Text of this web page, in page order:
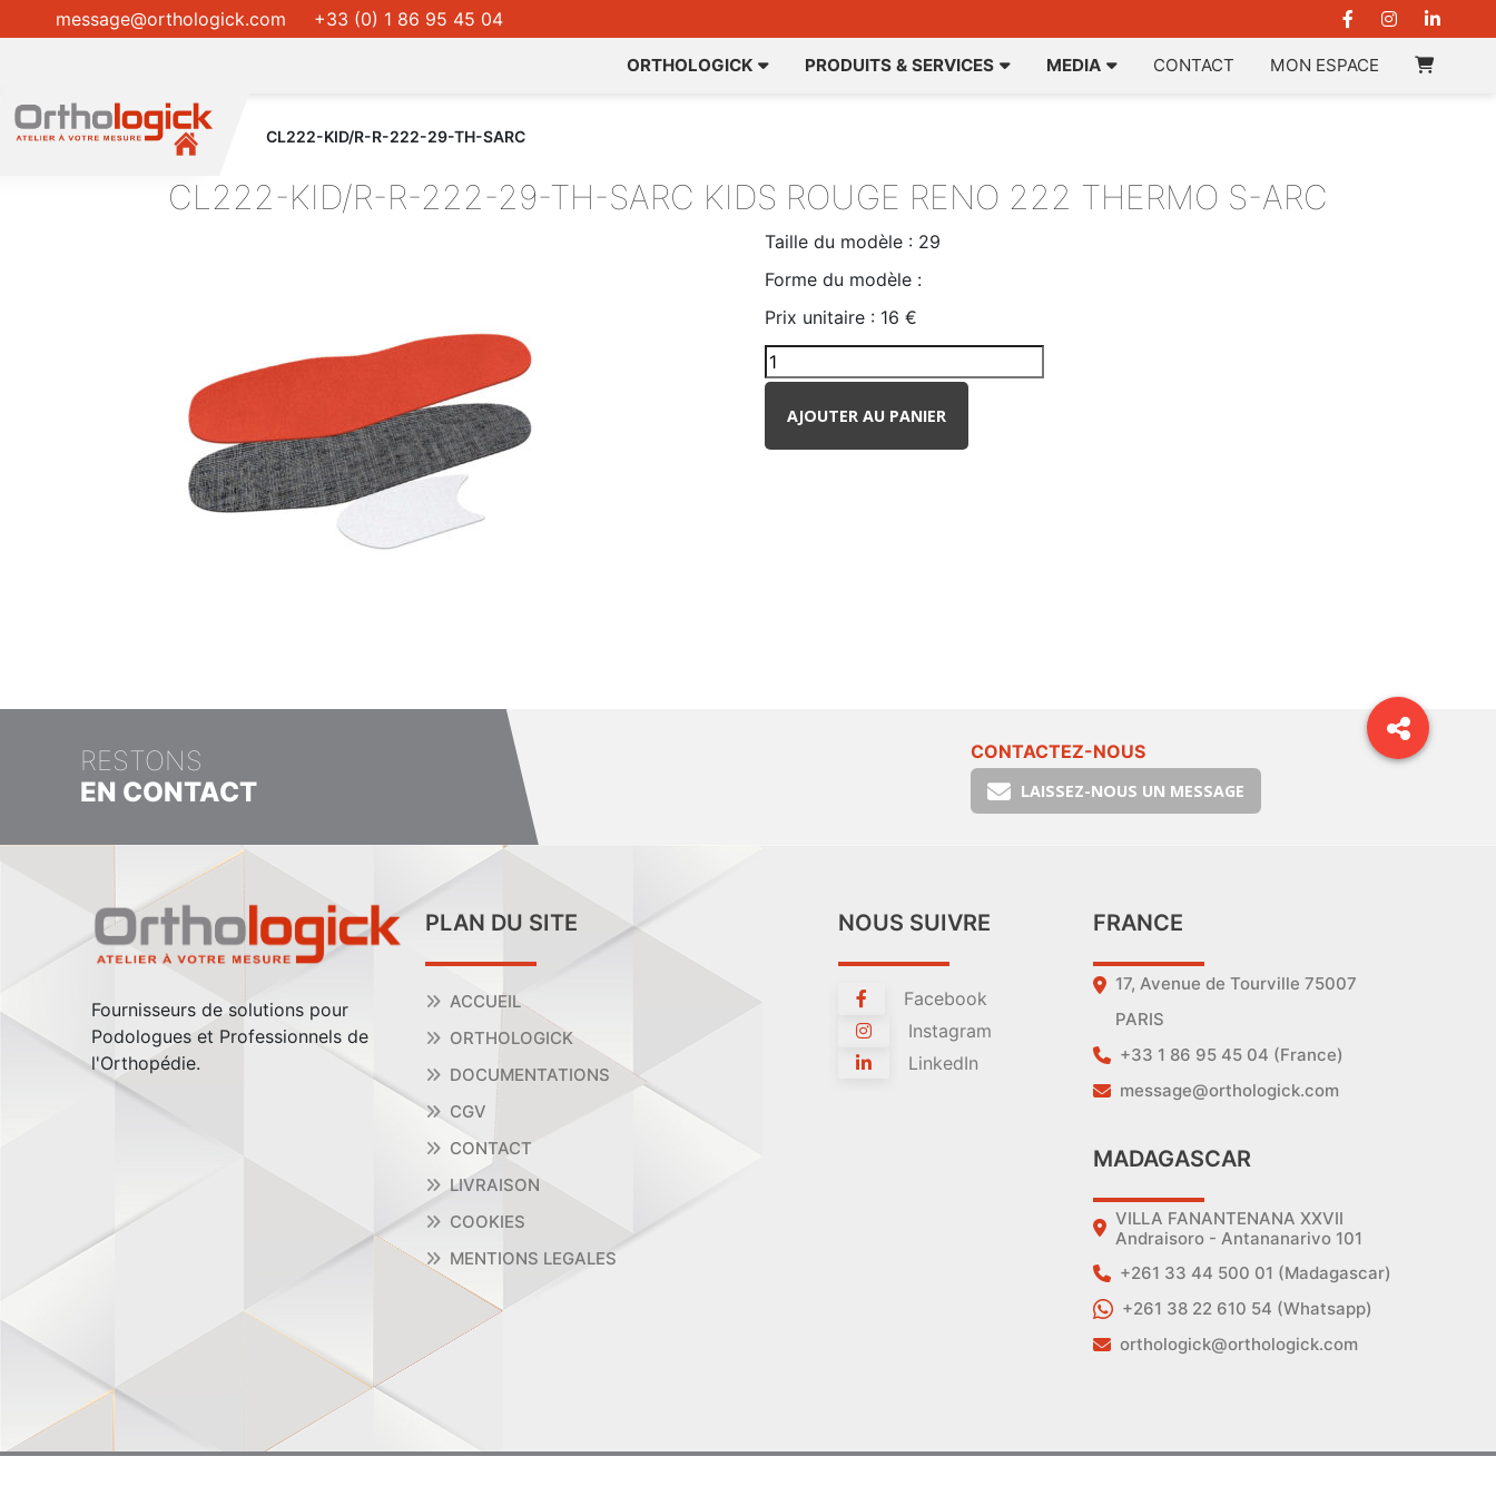
message@orthologick.com +33 (0) 1 86 95 45 04
ORTHOLOGICK PRODUITS & SERVICES MEDIA CONTACT MON ESPACE
CL222-KID/R-R-222-29-TH-SARC
CL222-KID/R-R-222-29-TH-SARC KIDS ROUGE RENO 222 THERMO S-ARC
Taille du modèle : 29
Forme du modèle :
Prix unitaire : 16 €
AJOUTER AU PANIER
RESTONS
EN CONTACT
CONTACTEZ-NOUS
LAISSEZ-NOUS UN MESSAGE
Fournisseurs de solutions pour
Podologues et Professionnels de
l'Orthopédie.
PLAN DU SITE
ACCUEIL
ORTHOLOGICK
DOCUMENTATIONS
CGV
CONTACT
LIVRAISON
COOKIES
MENTIONS LEGALES
NOUS SUIVRE
Facebook
Instagram
LinkedIn
FRANCE
17, Avenue de Tourville 75007
PARIS
+33 1 86 95 45 04 (France)
message@orthologick.com
MADAGASCAR
VILLA FANANTENANA XXVII
Andraisoro - Antananarivo 101
+261 33 44 500 01 (Madagascar)
+261 38 22 610 54 (Whatsapp)
orthologick@orthologick.com